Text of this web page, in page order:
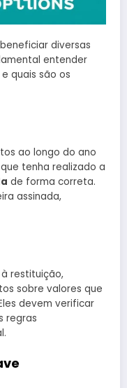
diversas
entender
quais são os
ao longo do ano
tenha realizado a
de forma correta.
assinada,
restituição,
sobre valores que
devem verificar
regras